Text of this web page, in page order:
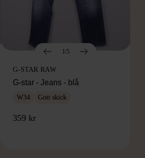
1/5
G-STAR RAW
G-star - Jeans - blå
W34 Gott skick
359 kr